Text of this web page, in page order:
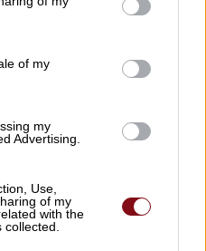
of my
my
Advertising.
Use,
of my
with the
ίδια: Όταν ο
στη ζωή